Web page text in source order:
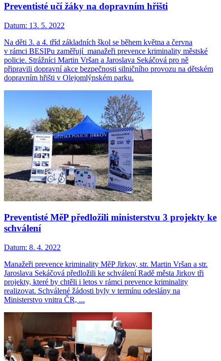
Preventisté učí žáky na dopravním hřišti
Datum: 13. 5. 2022
Na děti 3. a 4. tříd základních škol se během května a června
v rámci BESIPu zaměřují manažeři prevence kriminality městské
policie. Strážníci Martin Vršan a Jaroslava Sekáčová pro ně
připravili dopravní akce bezpečnosti silničního provozu na dětském
dopravním hřišti v Olejomlýnském parku.
Preventisté MěP předložili ministerstvu 3 projekty ke
schválení
Datum: 8. 4. 2022
Manažeři prevence kriminality MěP Jirkov, str. Martin Vršan a str.
Jaroslava Sekáčová předložili ke schválení Radě města Jirkov tři
projekty, které by chtěli i letos v rámci prevence kriminality
realizovat. Schválené žádosti byly v termínu odeslány na
Ministerstvo vnitra ČR, ...